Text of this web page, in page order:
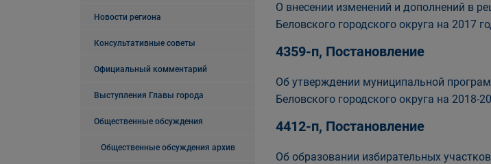
Новости региона
Консультативные советы
Официальный комментарий
Выступления Главы города
Общественные обсуждения
Общественные обсуждения архив
О внесении изменений и дополнений в
Беловского городского округа на 2017
4359-п, Постановление
Об утверждении муниципальной
Беловского городского округа на 2018-
4412-п, Постановление
Об образовании избирательных